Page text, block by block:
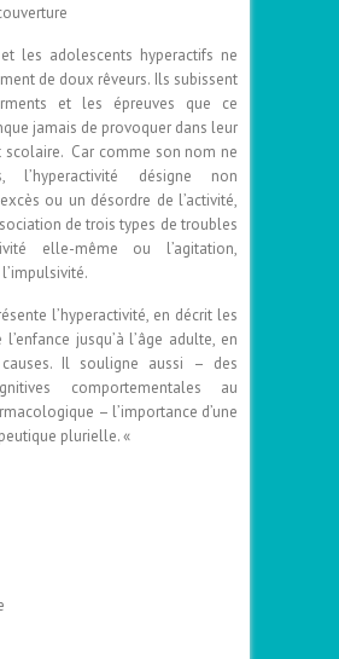
les adolescents hyperactifs ne
de doux rêveurs. Ils subissent
et les épreuves que ce
jamais de provoquer dans leur
Car comme son nom ne
l’hyperactivité désigne non
ou un désordre de l’activité,
de trois types de troubles
elle-même ou l’agitation,
l’hyperactivité, en décrit les
jusqu’à l’âge adulte, en
Il souligne aussi – des
comportementales au
– l’importance d’une
plurielle. «